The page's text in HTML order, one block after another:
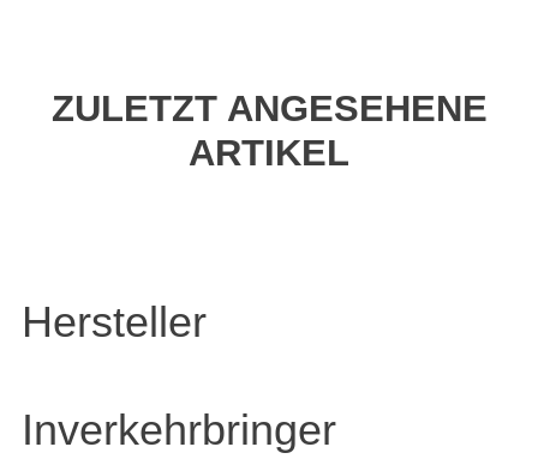
ZULETZT ANGESEHENE
ARTIKEL
Hersteller
Inverkehrbringer